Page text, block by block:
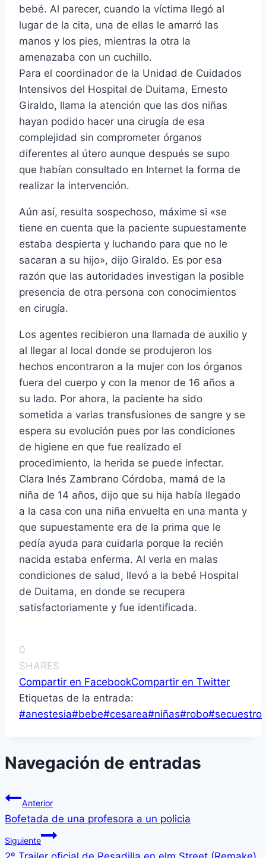
bebé. Al parecer, cuando la ví­ctima llegó al
lugar de la cita, una de ellas le amarró las
manos y los pies, mientras la otra la
amenazaba con un cuchillo.
Para el coordinador de la Unidad de Cuidados
Intensivos del Hospital de Duitama, Ernesto
Giraldo, llama la atención que las dos niñas
hayan podido hacer una cirugí­a de esa
complejidad sin comprometer órganos
diferentes al útero aunque después se supo
que habí­an consultado en Internet la forma de
realizar la intervención.
Aún así­, resulta sospechoso, máxime si «se
tiene en cuenta que la paciente supuestamente
estaba despierta y luchando para que no le
sacaran a su hijo», dijo Giraldo. Es por esa
razón que las autoridades investigan la posible
presencia de otra persona con conocimientos
en cirugí­a.
Los agentes recibieron una llamada de auxilio y
al llegar al local donde se produjeron los
hechos encontraron a la mujer con los órganos
fuera del cuerpo y con la menor de 16 años a
su lado. Por ahora, la paciente ha sido
sometida a varias transfusiones de sangre y se
espera su evolución pues por las condiciones
de higiene en que fue realizado el
procedimiento, la herida se puede infectar.
Clara Inés Zambrano Córdoba, mamá de la
niña de 14 años, dijo que su hija habí­a llegado
a la casa con una niña envuelta en una manta y
que supuestamente era de la prima que le
pedí­a ayuda para cuidarla porque la recién
nacida estaba enferma. Al verla en malas
condiciones de salud, llevó a la bebé Hospital
de Duitama, en donde se recupera
satisfactoriamente y fue identificada.
0
SHARES
Compartir en FacebookCompartir en Twitter
Etiquetas de la entrada:
#anestesia#bebe#cesarea#niñas#robo#secuestro
Navegación de entradas
Anterior
Bofetada de una profesora a un policia
Siguiente